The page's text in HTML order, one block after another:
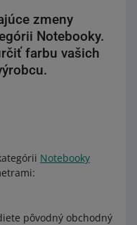
zmeny
Notebooky.
farbu vašich
Notebooky
pôvodný obchodný